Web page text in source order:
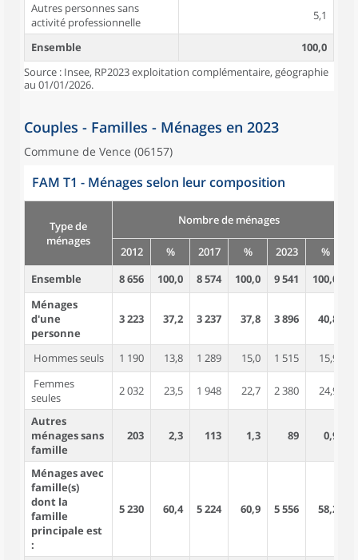
Autres personnes sans
activité professionnelle
5,1
Ensemble
100,0
Source : Insee, RP2023 exploitation complémentaire, géographie
au 01/01/2026.
Couples - Familles - Ménages en 2023
Commune de Vence (06157)
FAM T1 - Ménages selon leur composition
Type de
ménages
Nombre de ménages
2012 % 2017 % 2023 %
Ensemble
8 656 100,0 8 574 100,0 9 541 100,0
Ménages
d'une
personne
3 223 37,2 3 237 37,8 3 896 40,8
Hommes seuls 1 190 13,8 1 289 15,0 1 515 15,9
Femmes
seules
2 032 23,5 1 948 22,7 2 380 24,9
Autres
ménages sans
famille
203 2,3 113 1,3 89 0,9
Ménages avec
famille(s)
dont la
famille
principale est
:
5 230 60,4 5 224 60,9 5 556 58,2